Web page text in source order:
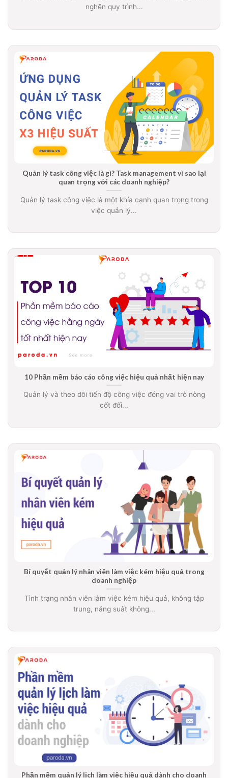
nghẽn quy trình...
Quản lý task công việc là gì? Task management vì sao lại
quan trọng với các doanh nghiệp?
Quản lý task công việc là một khía cạnh quan trọng trong
việc quản lý...
10 Phần mềm báo cáo công việc hiệu quả nhất hiện nay
Quản lý và theo dõi tiến độ công việc đóng vai trò nòng
cốt đối...
Bí quyết quản lý nhân viên làm việc kém hiệu quả trong
doanh nghiệp
Tình trạng nhân viên làm việc kém hiệu quả, không tập
trung, năng suất không...
Phần mềm quản lý lịch làm việc hiệu quả dành cho doanh